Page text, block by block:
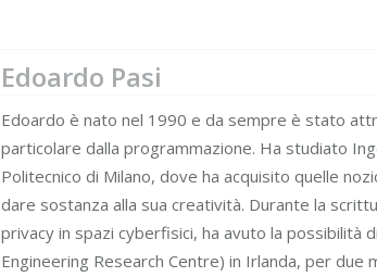
Edoardo Pasi
Edoardo è nato nel 1990 e da sempre è stato
particolare dalla programmazione. Ha studiato
Politecnico di Milano, dove ha acquisito quelle
dare sostanza alla sua creatività. Durante la
privacy in spazi cyberfisici, ha avuto la possibilità
Engineering Research Centre) in Irlanda, per due